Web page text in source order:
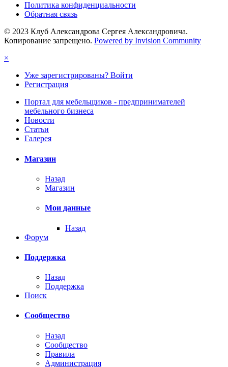
Политика конфиденциальности
Обратная связь
© 2023 Клуб Александрова Сергея Александровича.
Копирование запрещено. Powered by Invision Community
×
Уже зарегистрированы? Войти
Регистрация
Портал для мебельщиков - предпринимателей
мебельного бизнеса
Новости
Статьи
Галерея
Магазин
Назад
Магазин
Мои данные
Назад
Форум
Поддержка
Назад
Поддержка
Поиск
Сообщество
Назад
Сообщество
Правила
Администрация